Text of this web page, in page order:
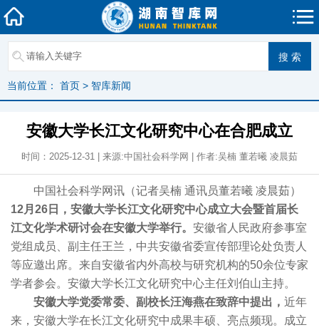
当前位置： 首页 > 智库新闻
安徽大学长江文化研究中心在合肥成立
时间：2025-12-31 | 来源:中国社会科学网 | 作者:吴楠 董若曦 凌晨茹
中国社会科学网讯（记者吴楠 通讯员董若曦 凌晨茹）
12月26日，安徽大学长江文化研究中心成立大会暨首届长
江文化学术研讨会在安徽大学举行。 安徽省人民政府参事室
党组成员、副主任王兰，中共安徽省委宣传部理论处负责人
等应邀出席。来自安徽省内外高校与研究机构的50余位专家
学者参会。安徽大学长江文化研究中心主任刘伯山主持。
安徽大学党委常委、副校长汪海燕在致辞中提出， 近年
来，安徽大学在长江文化研究中成果丰硕、亮点频现。成立